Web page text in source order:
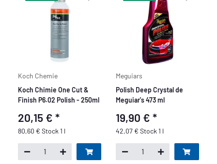
Koch Chemie
Koch Chimie One Cut &
Finish P6.02 Polish - 250ml
20,15 €*
80,60 € Stock 1 l
Meguiars
Polish Deep Crystal de
Meguiar's 473 ml
19,90 € *
42,07 € Stock 1 l